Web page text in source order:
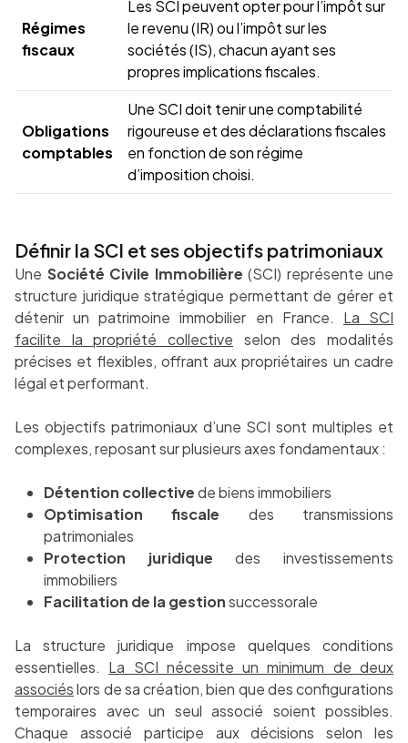
Régimes
fiscaux
Les SCI peuvent opter pour l’impôt sur
le revenu (IR) ou l’impôt sur les
sociétés (IS), chacun ayant ses
propres implications fiscales.
Obligations
comptables
Une SCI doit tenir une comptabilité
rigoureuse et des déclarations fiscales
en fonction de son régime
d’imposition choisi.
Définir la SCI et ses objectifs patrimoniaux
Une Société Civile Immobilière (SCI) représente une
structure juridique stratégique permettant de gérer et
détenir un patrimoine immobilier en France. La SCI
facilite la propriété collective selon des modalités
précises et flexibles, offrant aux propriétaires un cadre
légal et performant.
Les objectifs patrimoniaux d’une SCI sont multiples et
complexes, reposant sur plusieurs axes fondamentaux :
Détention collectivede biens immobiliers
Optimisation fiscale des transmissions
patrimoniales
Protection juridique des investissements
immobiliers
Facilitation de la gestionsuccessorale
La structure juridique impose quelques conditions
essentielles. La SCI nécessite un minimum de deux
associéslors de sa création, bien que des configurations
temporaires avec un seul associé soient possibles.
Chaque associé participe aux décisions selon les